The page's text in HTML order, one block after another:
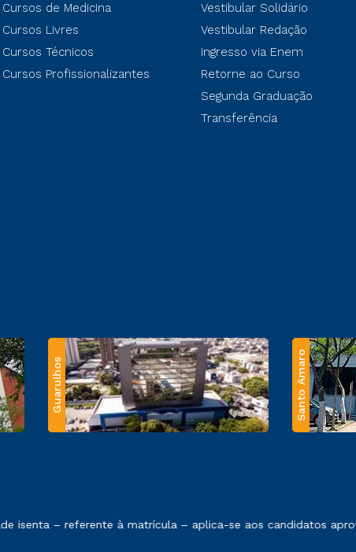
Cursos de Medicina
Cursos Livres
Cursos Técnicos
Cursos Profissionalizantes
Vestibular Solidário
Vestibular Redação
Ingresso via Enem
Retorne ao Curso
Segunda Graduação
Transferência
Guarulhos Santo Amaro
exposto no contrato de prestação de serviços.
isenta – referente à matrícula – aplica-se aos candidatos